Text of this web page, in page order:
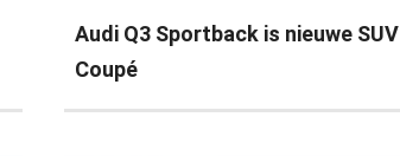
Audi Q3 Sportback is nieuwe SUV
Coupé